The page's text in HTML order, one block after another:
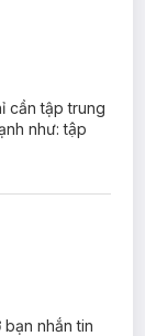
cần tập trung
như: tập
nhắn tin